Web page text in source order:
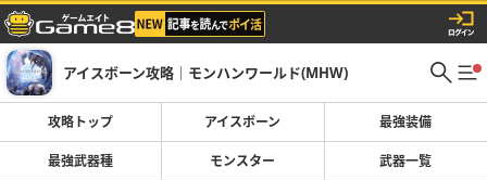
アイスボーン攻略｜モンハンワールド(MHW)
攻略トップ アイスボーン 最強装備
最強武器種 モンスター 武器一覧